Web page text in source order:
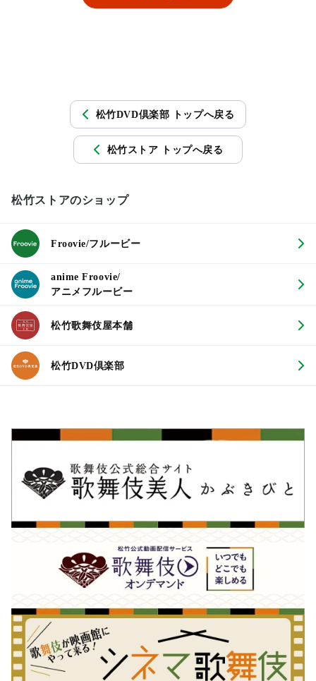
松竹DVD倶楽部 トップへ戻る
松竹ストア トップへ戻る
松竹ストアのショップ
Froovie/フルービー
anime Froovie/
アニメフルービー
松竹歌舞伎屋本舗
松竹DVD倶楽部